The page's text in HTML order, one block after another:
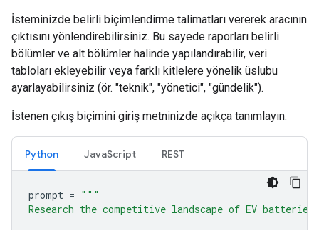
İsteminizde belirli biçimlendirme talimatları vererek aracının
çıktısını yönlendirebilirsiniz. Bu sayede raporları belirli
bölümler ve alt bölümler halinde yapılandırabilir, veri
tabloları ekleyebilir veya farklı kitlelere yönelik üslubu
ayarlayabilirsiniz (ör. "teknik", "yönetici", "gündelik").
İstenen çıkış biçimini giriş metninizde açıkça tanımlayın.
Python JavaScript REST
prompt = """
Research the competitive landscape of EV batteries.